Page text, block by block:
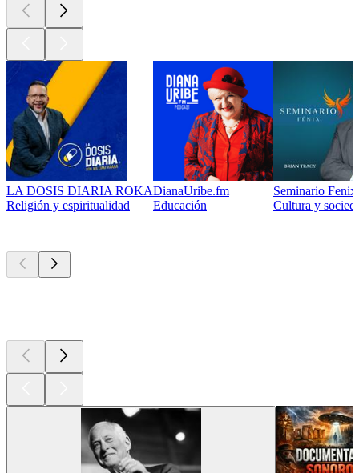
LA DOSIS DIARIA ROKA
Religión y espiritualidad
DianaUribe.fm
Educación
Seminario
Cultura y